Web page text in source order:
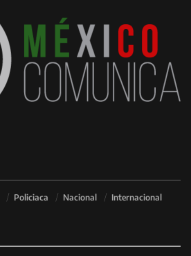
Policiaca Nacional Internacional